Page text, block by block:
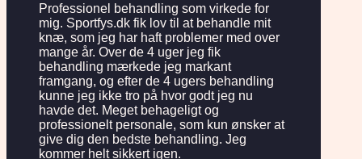
Professionel behandling som virkede for
mig. Sportfys.dk fik lov til at behandle mit
knæ, som jeg har haft problemer med over
mange år. Over de 4 uger jeg fik
behandling mærkede jeg markant
framgang, og efter de 4 ugers behandling
kunne jeg ikke tro på hvor godt jeg nu
havde det. Meget behageligt og
professionelt personale, som kun ønsker at
give dig den bedste behandling. Jeg
kommer helt sikkert igen.